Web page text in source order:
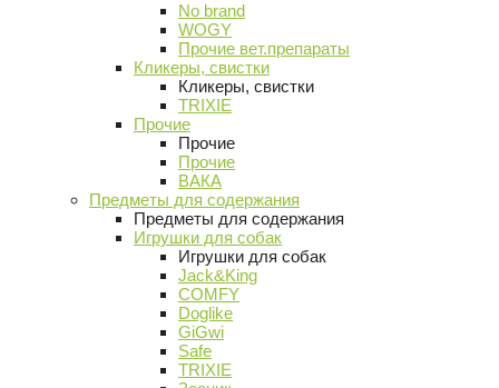
No brand
WOGY
Прочие вет.препараты
Кликеры, свистки
Кликеры, свистки
TRIXIE
Прочие
Прочие
Прочие
ВАКА
Предметы для содержания
Предметы для содержания
Игрушки для собак
Игрушки для собак
Jack&King
COMFY
Doglike
GiGwi
Safe
TRIXIE